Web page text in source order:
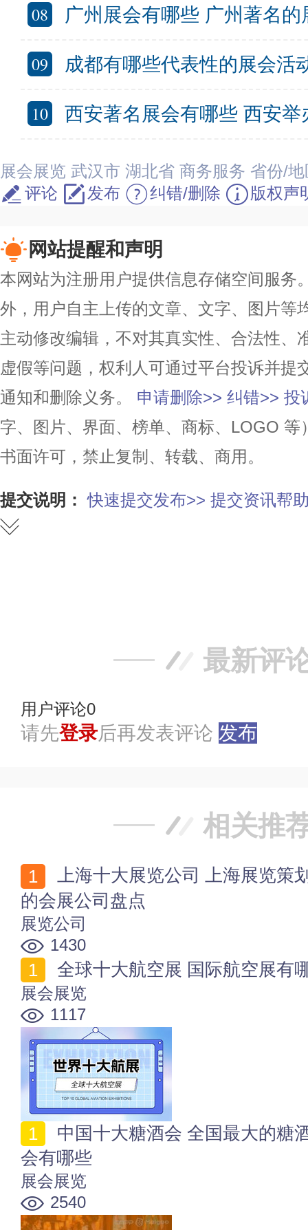
08 广州展会有哪些 广州著名
09 成都有哪些代表性的展会活动 成都举办
10 西安著名展会有哪些 西安举办的
展会展览 武汉市 湖北省 商务服务 省份/
评论
发布 纠错/删除 版权声
网站提醒和声明
本网站为注册用户提供信息存储空间服务
外，用户自主上传的文章、文字、图片等
主动修改编辑，不对其真实性、合法性、
虚假等问题，权利人可通过平台投诉并提
通知和删除义务。
申请删除>> 纠错>> 投
字、图片、界面、榜单、商标、LOGO
书面许可，禁止复制、转载、商用。
提交说明： 快速提交发布>> 提交资讯帮
最新评
用户评论0
请先登录后再发表评论 发布
相关推
的会展公司盘点
展览公司
1430
全球十大航空展 国际航空展有
展会展览
1117
会有哪些
展会展览
2540